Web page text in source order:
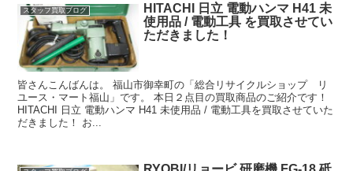
スタッフ買取ブログ
HITACHI 日立 電動ハンマ H41 未
使用品 / 電動工具 を買取させてい
ただきました！
皆さんこんばんは。 福山市御幸町の「総合リサイクルショップ リ
ユース・マート福山」です。 本日２点目の買取商品のご紹介です！
HITACHI 日立 電動ハンマ H41 未使用品 / 電動工具を買取させていた
だきました！ お...